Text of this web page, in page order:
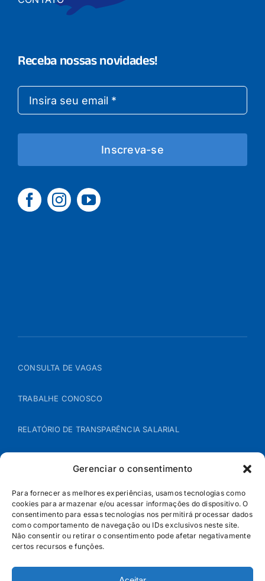
Gerenciar o consentimento
Para fornecer as melhores experiências, usamos tecnologias como
cookies para armazenar e/ou acessar informações do dispositivo. O
consentimento para essas tecnologias nos permitirá processar dados
como comportamento de navegação ou IDs exclusivos neste site.
Não consentir ou retirar o consentimento pode afetar negativamente
certos recursos e funções.
Receba nossas novidades!
Inscreva-se
CONSULTA DE VAGAS
TRABALHE CONOSCO
RELATÓRIO DE TRANSPARÊNCIA SALARIAL
POLÍTICA DE COOKIES
POLÍTICA DE PRIVACIDADE